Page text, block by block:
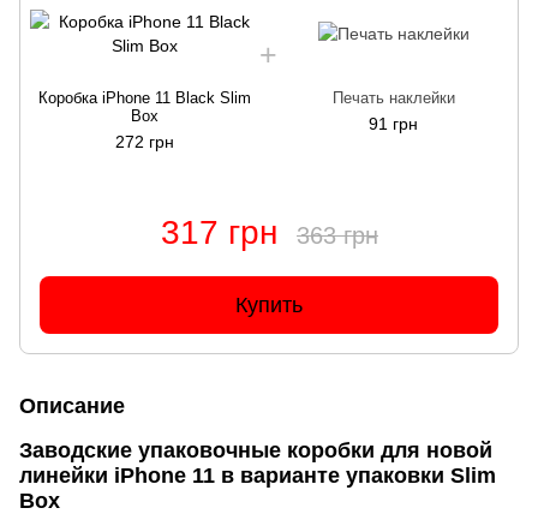
Коробка iPhone 11 Black Slim
Box
272 грн
Печать наклейки
91 грн
317 грн 363 грн
Купить
Описание
Заводские упаковочные коробки для новой
линейки iPhone 11 в варианте упаковки Slim
Box